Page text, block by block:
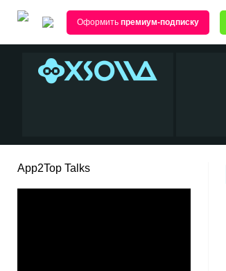
Оформить премиум-подписку
App2Top Talks